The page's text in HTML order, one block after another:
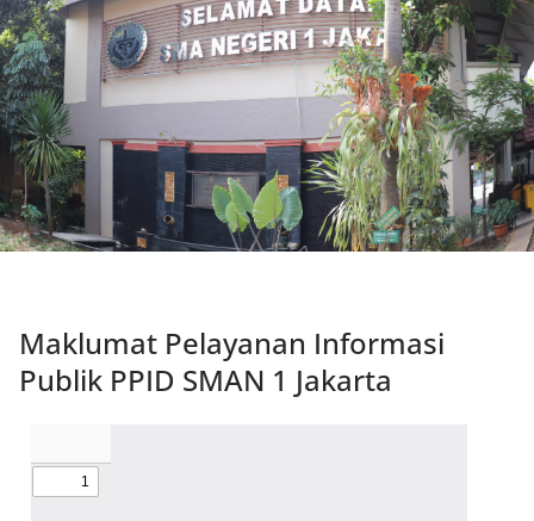
Maklumat Pelayanan Informasi
Publik PPID SMAN 1 Jakarta